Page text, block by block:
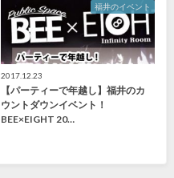
福井のイベント
2017.12.23
【パーティーで年越し】福井のカ
ウントダウンイベント！
BEE×EIGHT 20…